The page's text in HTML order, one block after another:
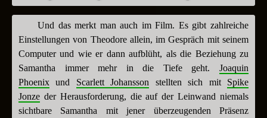
Und das merkt man auch im Film. Es gibt zahlreiche
Einstellungen von Theodore allein, im Gespräch mit seinem
Computer und wie er dann aufblüht, als die Beziehung zu
Samantha immer mehr in die Tiefe geht. Joaquin
Phoenix und Scarlett Johansson stellten sich mit Spike
Jonze der Herausforderung, die auf der Leinwand niemals
sichtbare Samantha mit jener überzeugenden Präsenz